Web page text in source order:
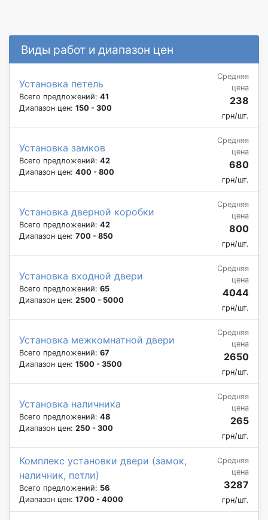
Виды работ и диапазон цен
Установка петель
Всего предложений: 41
Диапазон цен: 150 - 300
Средняя
цена
238
грн/шт.
Установка замков
Всего предложений: 42
Диапазон цен: 400 - 800
Средняя
цена
680
грн/шт.
Установка дверной коробки
Всего предложений: 42
Диапазон цен: 700 - 850
Средняя
цена
800
грн/шт.
Установка входной двери
Всего предложений: 65
Диапазон цен: 2500 - 5000
Средняя
цена
4044
грн/шт.
Установка межкомнатной двери
Всего предложений: 67
Диапазон цен: 1500 - 3500
Средняя
цена
2650
грн/шт.
Установка наличника
Всего предложений: 48
Диапазон цен: 250 - 300
Средняя
цена
265
грн/шт.
Комплекс установки двери (замок,
наличник, петли)
Всего предложений: 56
Диапазон цен: 1700 - 4000
Средняя
цена
3287
грн/шт.